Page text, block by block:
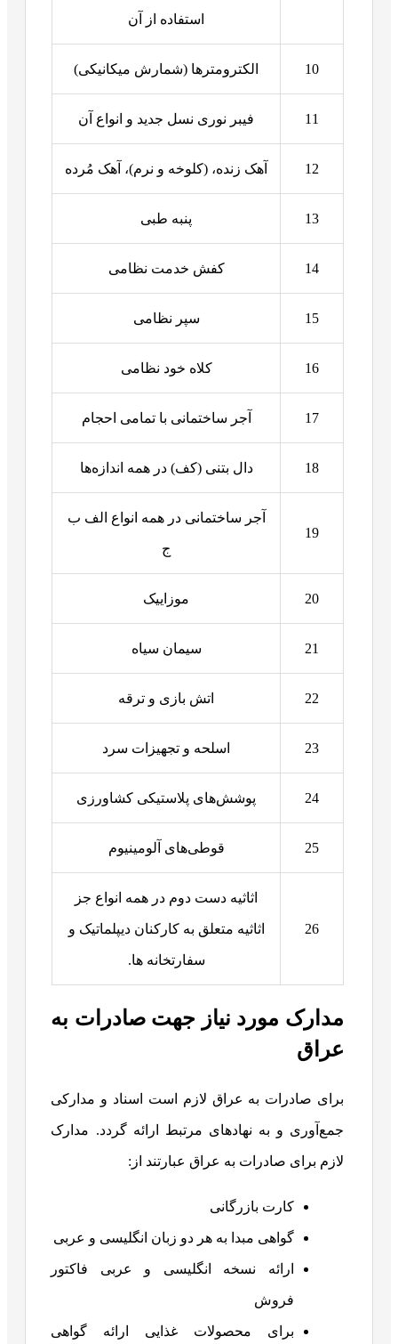
استفاده از آن
10 الکترومترها (شمارش میکانیکی)
11 فیبر نوری نسل جدید و انواع آن
12 آهک زنده، (کلوخه و نرم)، آهک مُرده
13 پنبه طبی
14 کفش خدمت نظامی
15 سپر نظامی
16 کلاه خود نظامی
17 آجر ساختمانی با تمامی احجام
18 دال بتنی (کف) در همه اندازه‌ها
19
آجر ساختمانی در همه انواع الف ب
ج
20 موزاییک
21 سیمان سیاه
22 اتش بازی و ترقه
23 اسلحه و تجهیزات سرد
24 پوشش‌های پلاستیکی کشاورزی
25 قوطی‌های آلومینیوم
26
اثاثیه دست دوم در همه انواع جز
اثاثیه متعلق به کارکنان دیپلماتیک و
سفارتخانه ها.
مدارک مورد نیاز جهت صادرات به
عراق
برای صادرات به عراق لازم است اسناد و مدارکی
جمع‌آوری و به نهادهای مرتبط ارائه گردد. مدارک
لازم برای صادرات به عراق عبارتند از:
کارت بازرگانی
گواهی مبدا به هر دو زبان انگلیسی و عربی
ارائه نسخه انگلیسی و عربی فاکتور
فروش
برای محصولات غذایی ارائه گواهی